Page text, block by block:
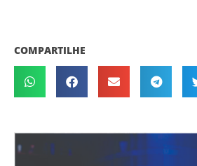
COMPARTILHE